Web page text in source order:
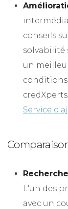
conseils
solvabilité
un
Service
L'un des
avec un